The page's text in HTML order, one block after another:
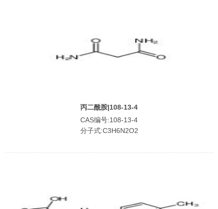
丙二酰胺|108-13-4
CAS编号:108-13-4
分子式:C3H6N2O2